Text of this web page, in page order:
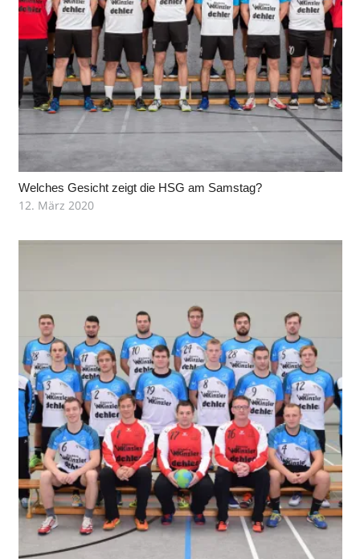
Welches Gesicht zeigt die HSG am Samstag?
12. März 2020